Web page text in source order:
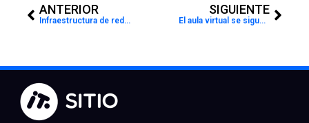
ANTERIOR
Infraestructura de red flotante para ayudar a pacientes con COVID-19 en Italia
SIGUIENTE
El aula virtual se sigue modernizando